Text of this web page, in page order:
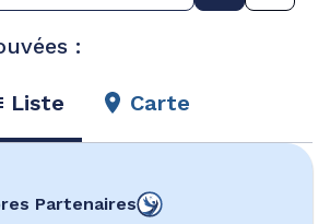
:
Liste Carte
Partenaires